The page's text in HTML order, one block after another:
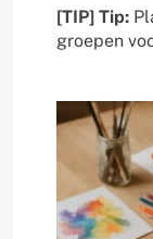
[TIP] Tip:
groepen